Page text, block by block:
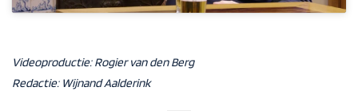
Videoproductie:Rogier van den Berg
Redactie: Wijnand Aalderink